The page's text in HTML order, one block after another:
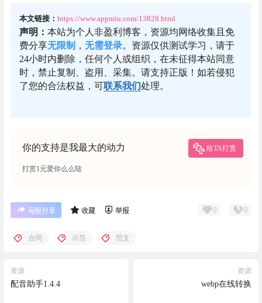
本文链接： https://www.appmiu.com/13828.html
声明： 本站为个人非盈利博客，资源均网络收集且免
费分享无限制 ， 无需登录。资源仅供测试学习，请于
24小时内删除，任何个人或组织，在未征得本站同意
时，禁止复制、盗用、采集。请支持正版！如若侵犯
了您的合法权益，可联系我们处理。
你的支持是我最大的动力 给TA打赏
打赏1元爱你么么哒
海报分享 收藏 举报 0 0
合同 示范 范文
资源
配音助手1.4.4
资源
webp在线转换